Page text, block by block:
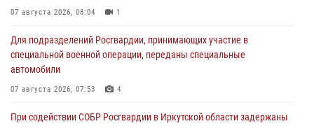
07 августа 2026, 08:04 1
Для подразделений Росгвардии, принимающих участие в
специальной военной операции, переданы специальные
автомобили
07 августа 2026, 07:53 4
При содействии СОБР Росгвардии в Иркутской области задержаны